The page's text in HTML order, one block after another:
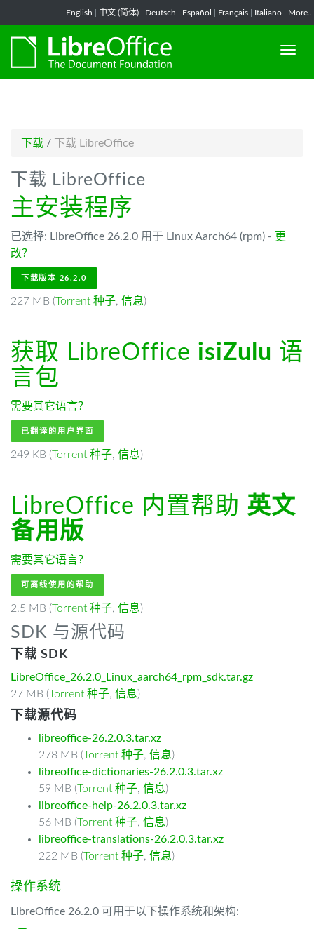
English 中文 (简体) Deutsch Español Français Italiano More...
下载 / 下载 LibreOffice
下载 LibreOffice
主安装程序
已选择: LibreOffice 26.2.0 用于 Linux Aarch64 (rpm) - 更
改？
下载版本 26.2.0
227 MB (Torrent 种子, 信息)
获取 LibreOffice isiZulu 语
言包
需要其它语言？
已翻译的用户界面
249 KB (Torrent 种子, 信息)
LibreOffice 内置帮助 英文
备用版
需要其它语言？
可离线使用的帮助
2.5 MB (Torrent 种子, 信息)
SDK 与源代码
下载 SDK
LibreOffice_26.2.0_Linux_aarch64_rpm_sdk.tar.gz
27 MB (Torrent 种子, 信息)
下载源代码
libreoffice-26.2.0.3.tar.xz
278 MB (Torrent 种子, 信息)
libreoffice-dictionaries-26.2.0.3.tar.xz
59 MB (Torrent 种子, 信息)
libreoffice-help-26.2.0.3.tar.xz
56 MB (Torrent 种子, 信息)
libreoffice-translations-26.2.0.3.tar.xz
222 MB (Torrent 种子, 信息)
操作系统
LibreOffice 26.2.0 可用于以下操作系统和架构: